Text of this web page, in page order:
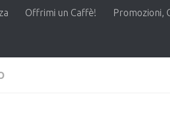
Offrimi un Caffè! Promozioni,